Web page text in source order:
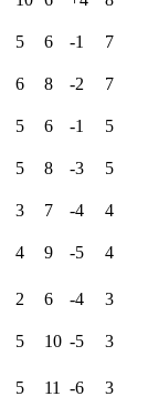
5 6 -1 7
6 8 -2 7
5 6 -1 5
5 8 -3 5
3 7 -4 4
4 9 -5 4
2 6 -4 3
5 10 -5 3
5 11 -6 3